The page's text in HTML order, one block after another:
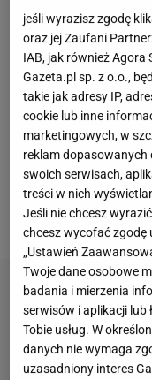
pojawiło się wiele
wymienianym był
Kulesza szybko
plany. Jego celem
prowadzący
Klubowych
absolutnie tego
każdym
udzielił.
jeśli wyrazisz zgodę
oraz jej Zaufani
IAB, jak również Agora
Gazeta.pl sp. z o.o.,
takie jak adresy IP,
cookie lub inne
marketingowych, w
reklam dopasowanych
swoich serwisach,
treści w nich
Jeśli nie chcesz
chcesz wycofać zgodę
„Ustawień
Twoje dane osobowe
badania i mierzenia
serwisów i aplikacji lub
Tobie usług. W
danych nie wymaga
uzasadniony interes